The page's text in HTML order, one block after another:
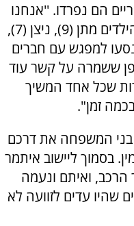
הם נפרדו. ''אנחנו
נסענו לירושלים, ואיתם, נעמה והילדים מתן (9), ניצן (7),
בן ה־9 חודשים נסעו למפגש עם חברים
ששמרה על קשר עוד
בני 16-15, ולמרות שכל אחד המשיך
זמן".
המשפחה את דרכם
בסמוך ליישוב איתמר
הרכב, ואיתם ונעמה
שהיו עדים לזוועה לא